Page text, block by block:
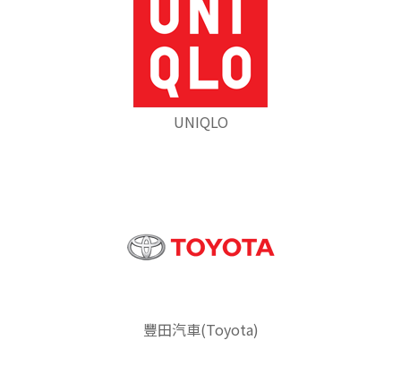
UNIQLO
豐田汽車(Toyota)